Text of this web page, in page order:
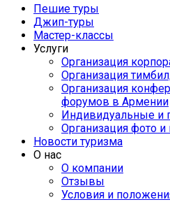
Пешие туры
Джип-туры
Мастер-классы
Услуги
Организация
Организация
Организация
форумов в Армении
Индивидуальные и
Организация фото
Новости туризма
О нас
О компании
Отзывы
Условия и